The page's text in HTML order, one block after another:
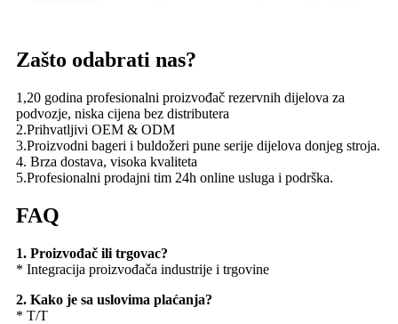
Zašto odabrati nas?
1,20 godina profesionalni proizvođač rezervnih dijelova za
podvozje, niska cijena bez distributera
2.Prihvatljivi OEM & ODM
3.Proizvodni bageri i buldožeri pune serije dijelova donjeg stroja.
4. Brza dostava, visoka kvaliteta
5.Profesionalni prodajni tim 24h online usluga i podrška.
FAQ
1. Proizvođač ili trgovac?
* Integracija proizvođača industrije i trgovine
2. Kako je sa uslovima plaćanja?
* T/T